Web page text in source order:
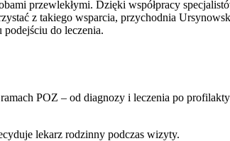
przewlekłymi. Dzięki współpracy
z takiego wsparcia, przychodnia
do leczenia.
POZ – od diagnozy i leczenia po
lekarz rodzinny podczas wizyty.